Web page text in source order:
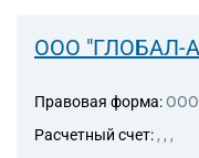
ООО "ГЛОБАЛ-
Правовая форма: ООО
Расчетный счет: , , ,